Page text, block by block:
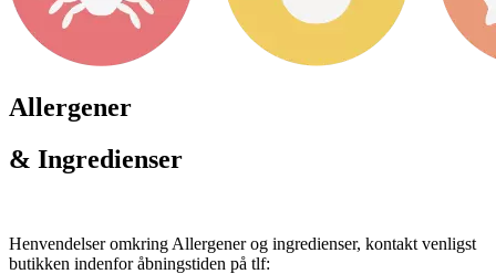
Allergener
& Ingredienser
Henvendelser omkring Allergener og ingredienser, kontakt venligst
butikken indenfor åbningstiden på tlf: